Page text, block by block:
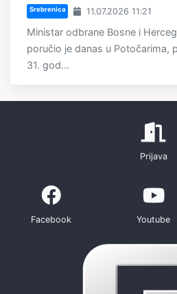
Srebrenica 11.07.2026 11:21
Ministar odbrane Bosne i
poručio je danas u Potočarima,
31. god...
Prijava
Facebook Youtube